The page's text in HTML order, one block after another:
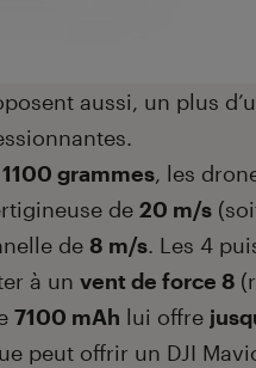
aussi, un plus
1100 grammes, les
de 20 m/s
de 8 m/s. Les 4
à un vent de force 8
7100 mAh lui offre
peut offrir un DJI